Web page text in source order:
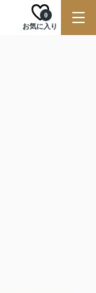
お気に入り
0